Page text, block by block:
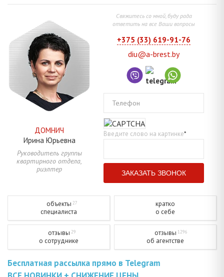
ДОМНИЧ
Ирина Юрьевна
Руководитель группы
квартирного отдела,
риэлтер
Свяжитесь со мной, буду рада
ответить на все Ваши вопросы
+375 (33) 619-91-76
diu@a-brest.by
Телефон
Введите слово на картинке*
объекты 27
специалиста
кратко
о себе
отзывы 29
о сотруднике
отзывы 1296
об агентстве
Бесплатная рассылка прямо в Telegram